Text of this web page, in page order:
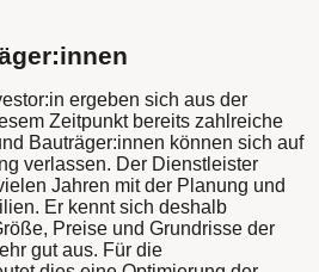
ergeben sich aus der
Zeitpunkt bereits zahlreiche
Bauträger:innen können sich auf
verlassen. Der Dienstleister
Jahren mit der Planung und
Er kennt sich deshalb
Preise und Grundrisse der
gut aus. Für die